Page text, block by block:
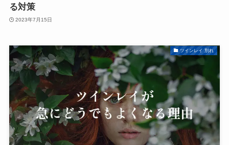
る対策
2023年7月15日
ツインレイ 別れ